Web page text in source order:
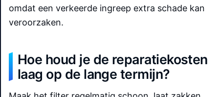
omdat een verkeerde ingreep extra schade kan
veroorzaken.
Hoe houd je de reparatiekosten
laag op de lange termijn?